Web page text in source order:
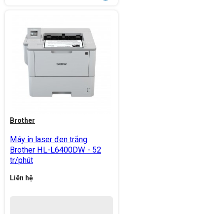
Brother
Máy in laser đen trắng
Brother HL-L6400DW - 52
tr/phút
Liên hệ